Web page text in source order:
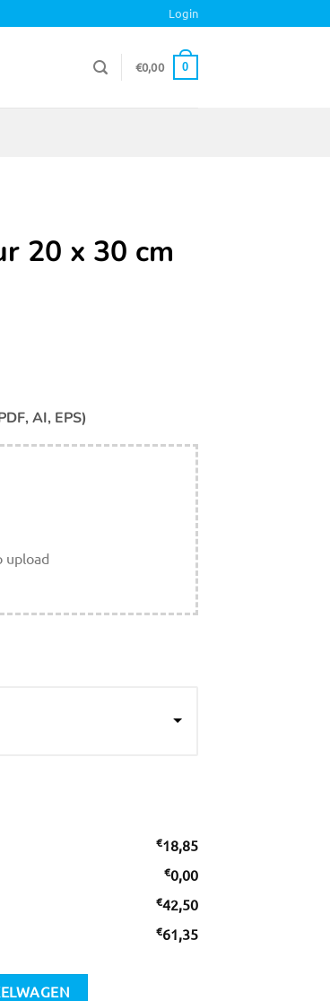
Login
€0,00 0
20 x 30 cm
AI, EPS)
upload
€18,85
€0,00
€42,50
€61,35